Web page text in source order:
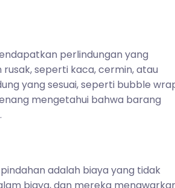
perlindungan yang
seperti kaca, cermin, atau
yang sesuai, seperti bubble
mengetahui bahwa barang
adalah biaya yang tidak